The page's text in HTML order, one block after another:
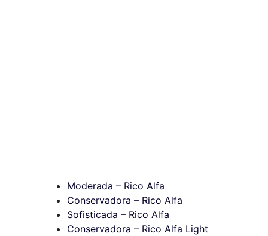
Moderada – Rico Alfa
Conservadora – Rico Alfa
Sofisticada – Rico Alfa
Conservadora – Rico Alfa Light